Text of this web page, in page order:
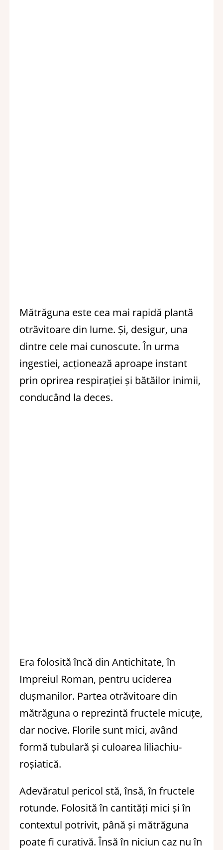
Mătrăguna este cea mai rapidă plantă
otrăvitoare din lume. Și, desigur, una
dintre cele mai cunoscute. În urma
ingestiei, acționează aproape instant
prin oprirea respirației și bătăilor inimii,
conducând la deces.
Era folosită încă din Antichitate, în
Impreiul Roman, pentru uciderea
dușmanilor. Partea otrăvitoare din
mătrăguna o reprezintă fructele micuțe,
dar nocive. Florile sunt mici, având
formă tubulară și culoarea liliachiu-
roșiatică.
Adevăratul pericol stă, însă, în fructele
rotunde. Folosită în cantități mici și în
contextul potrivit, până și mătrăguna
poate fi curativă. Însă în niciun caz nu în